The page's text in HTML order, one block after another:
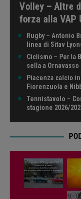
Volley – Altre
forza alla VAP
Rugby – Antonio
linea di Sitav
Ciclismo – Per la
sella a Ornavasso
Piacenza calcio
Fiorenzuola e
Tennistavolo –
stagione 2026/